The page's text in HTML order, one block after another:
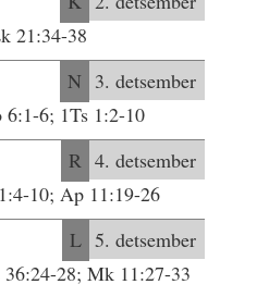
21:34-38
N 3. detsember
6; 1Ts 1:2-10
R 4. detsember
10; Ap 11:19-26
L 5. detsember
28; Mk 11:27-33